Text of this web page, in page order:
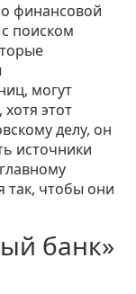
финансовой
поиском
могут
, хотя этот
делу, он
источники
так, чтобы они
банк»